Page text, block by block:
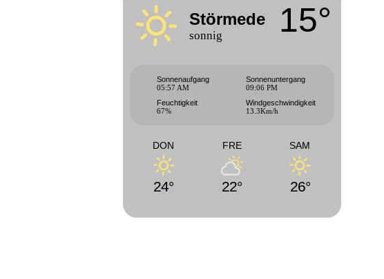
Störmede
sonnig 15°
Sonnenaufgang
05:57 AM
Sonnenuntergang
09:06 PM
Feuchtigkeit
67%
Windgeschwindigkeit
13.3Km/h
DON
24°
FRE
22°
SAM
26°